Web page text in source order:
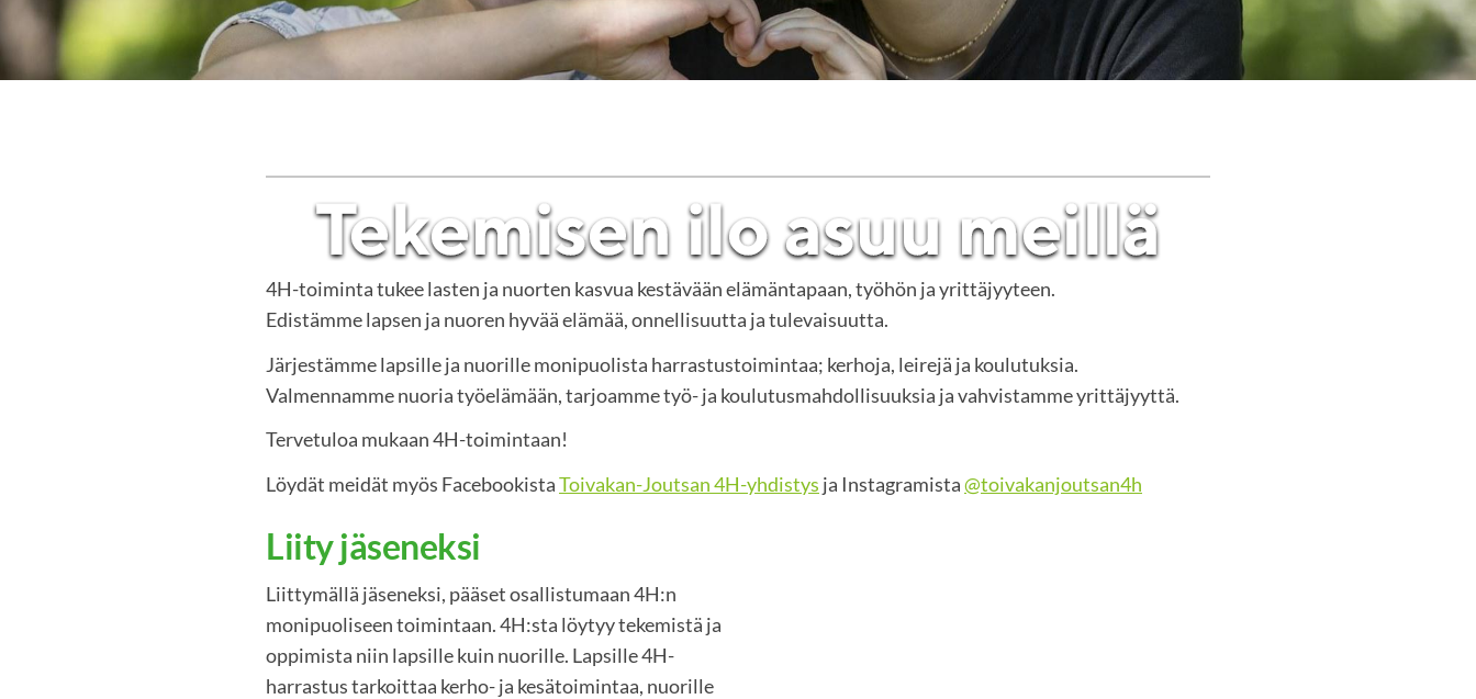
4H-toiminta tukee lasten ja nuorten kasvua kestävään elämäntapaan, työhön ja yrittäjyyteen.
Edistämme lapsen ja nuoren hyvää elämää, onnellisuutta ja tulevaisuutta.
Järjestämme lapsille ja nuorille monipuolista harrastustoimintaa; kerhoja, leirejä ja koulutuksia.
Valmennamme nuoria työelämään, tarjoamme työ- ja koulutusmahdollisuuksia ja vahvistamme yrittäjyyttä.
Tervetuloa mukaan 4H-toimintaan!
Löydät meidät myös FacebookistaToivakan-Joutsan 4H-yhdistys ja Instagramista@toivakanjoutsan4h
Liity jäseneksi
Liittymällä jäseneksi, pääset osallistumaan 4H:n
monipuoliseen toimintaan. 4H:sta löytyy tekemistä ja
oppimista niin lapsille kuin nuorille. Lapsille 4H-
harrastus tarkoittaa kerho- ja kesätoimintaa, nuorille